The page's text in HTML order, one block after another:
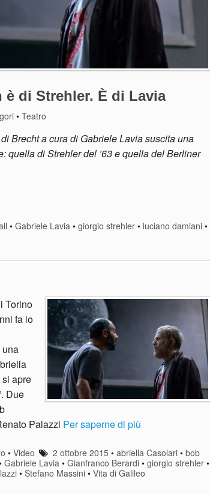
di Strehler. È di Lavia
•Teatro
Brecht a cura di Gabriele Lavia suscita una
quella di Strehler del ’63 e quella del Berliner
•Gabriele Lavia •giorgio strehler • luciano damiani •
Torino
fa lo
una
apre
Due
Palazzi Per saperne di più
• Video 2 ottobre 2015 • abriella Casolari• bob
Gabriele Lavia • Gianfranco Berardi • giorgio strehler •
• Stefano Massini • Vita di Galileo